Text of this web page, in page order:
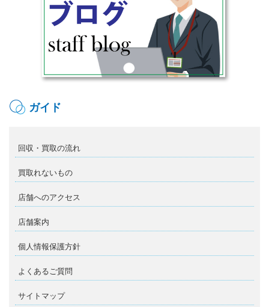
ガイド
回収・買取の流れ
買取れないもの
店舗へのアクセス
店舗案内
個人情報保護方針
よくあるご質問
サイトマップ